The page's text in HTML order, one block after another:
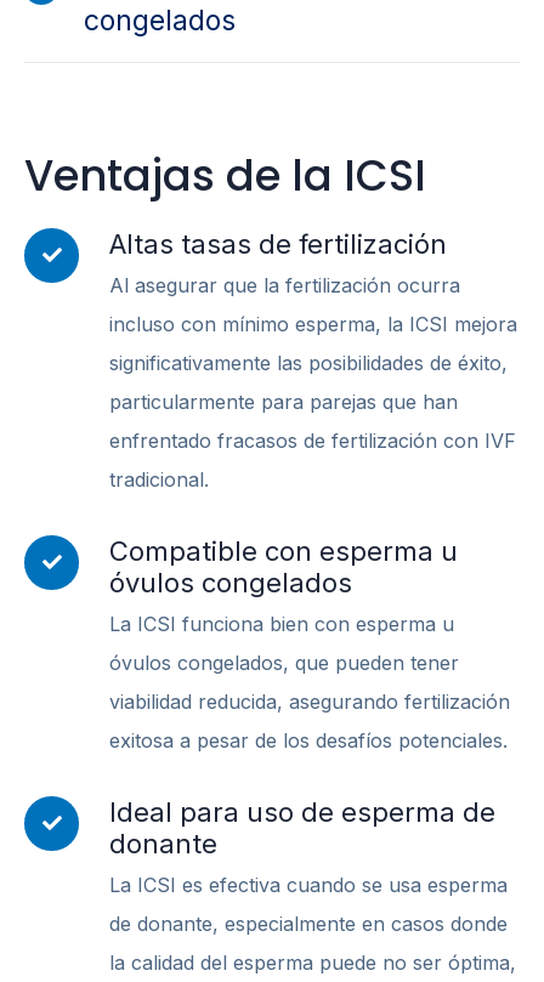
congelados
Ventajas de la ICSI
Altas tasas de fertilización
Al asegurar que la fertilización ocurra
incluso con mínimo esperma, la ICSI mejora
significativamente las posibilidades de éxito,
particularmente para parejas que han
enfrentado fracasos de fertilización con IVF
tradicional.
Compatible con esperma u
óvulos congelados
La ICSI funciona bien con esperma u
óvulos congelados, que pueden tener
viabilidad reducida, asegurando fertilización
exitosa a pesar de los desafíos potenciales.
Ideal para uso de esperma de
donante
La ICSI es efectiva cuando se usa esperma
de donante, especialmente en casos donde
la calidad del esperma puede no ser óptima,